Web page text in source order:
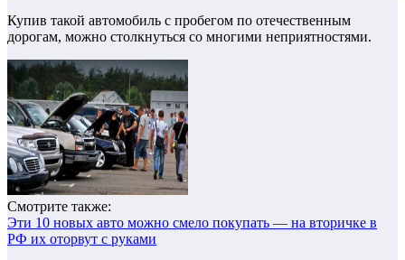
Купив такой автомобиль с пробегом по отечественным
дорогам, можно столкнуться со многими неприятностями.
Смотрите также:
Эти 10 новых авто можно смело покупать — на вторичке в
РФ их оторвут с руками